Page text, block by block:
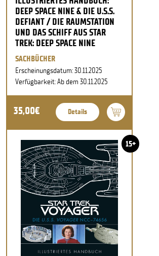
DEEP SPACE NINE & DIE U.S.S.
DEFIANT / DIE RAUMSTATION
UND DAS SCHIFF AUS STAR
TREK: DEEP SPACE NINE
SACHBÜCHER
Erscheinungsdatum: 30.11.2025
Verfügbarkeit: Ab dem 30.11.2025
35,00€ Details
15+